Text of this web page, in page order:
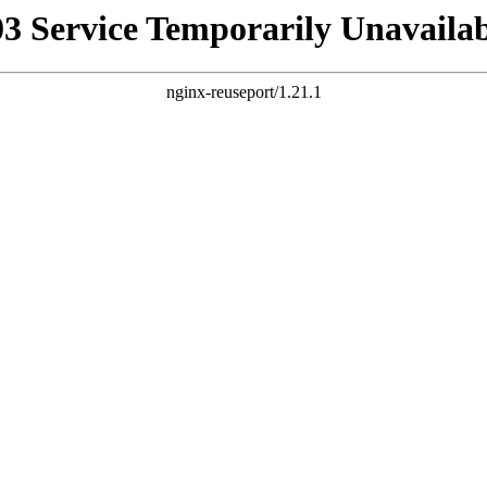
Service Temporarily
nginx-reuseport/1.21.1